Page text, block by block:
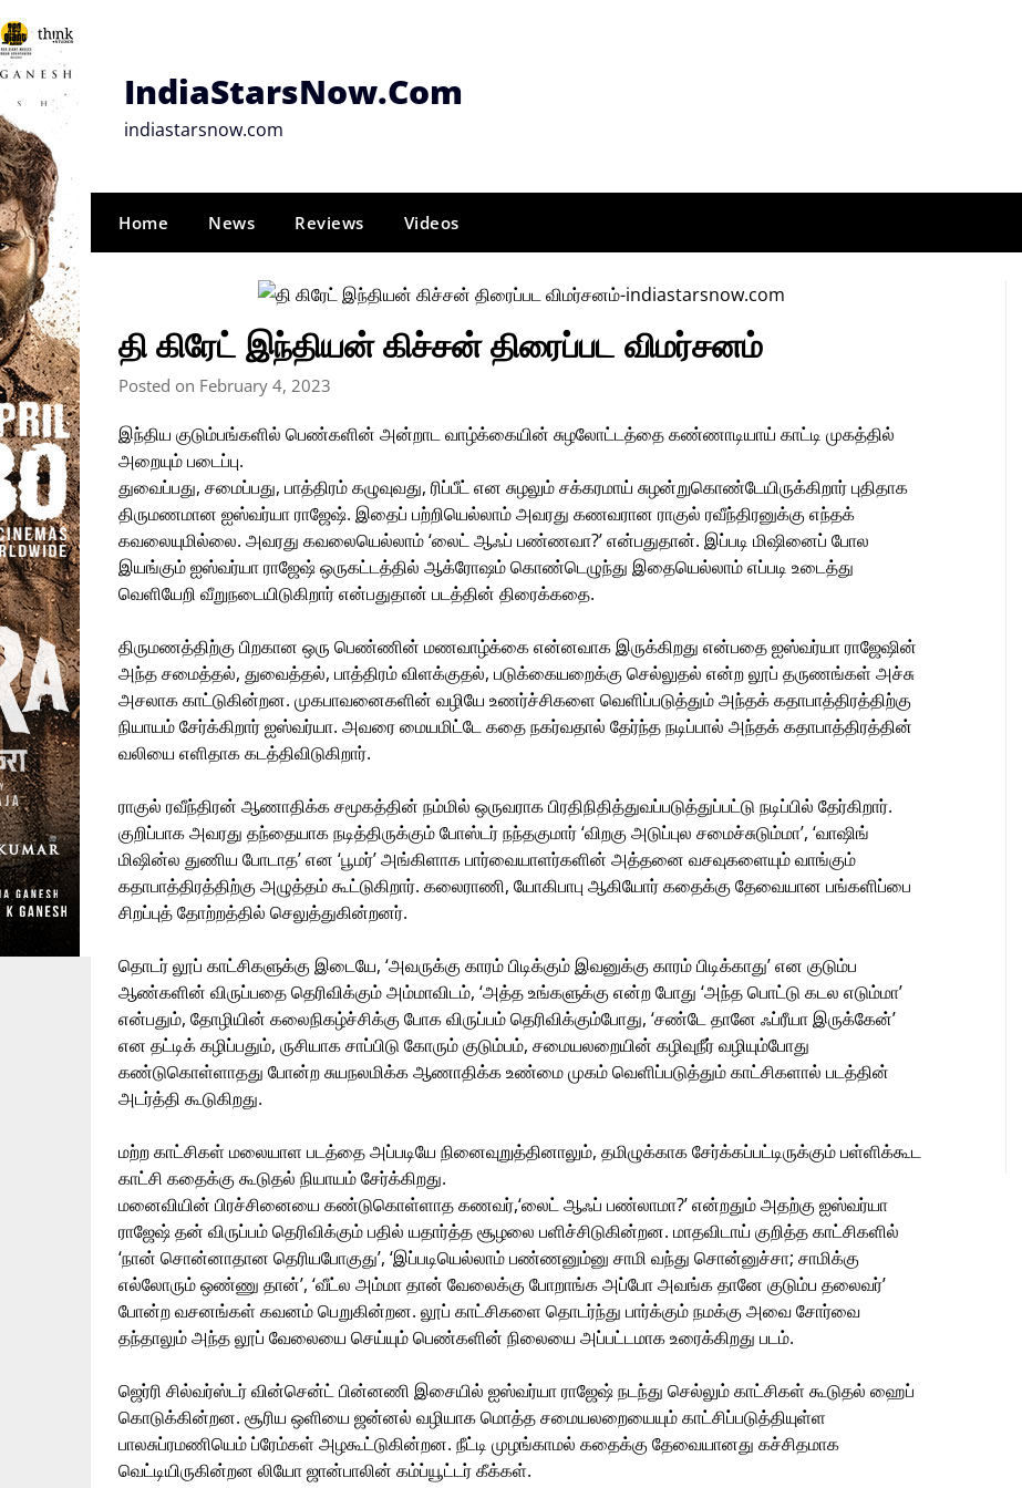
Skip
to
content
IndiaStarsNow.Com
indiastarsnow.com
Home News Reviews Videos
தி கிரேட் இந்தியன் கிச்சன் திரைப்பட விமர்சனம்
Posted on February 4, 2023
இந்திய குடும்பங்களில் பெண்களின் அன்றாட வாழ்க்கையின் சுழலோட்டத்தை கண்ணாடியாய் காட்டி முகத்தில்
அறையும் படைப்பு.
துவைப்பது, சமைப்பது, பாத்திரம் கழுவுவது, ரிப்பீட் என சுழலும் சக்கரமாய் சுழன்றுகொண்டேயிருக்கிறார் புதிதாக
திருமணமான ஐஸ்வர்யா ராஜேஷ். இதைப் பற்றியெல்லாம் அவரது கணவரான ராகுல் ரவீந்திரனுக்கு எந்தக்
கவலையுமில்லை. அவரது கவலையெல்லாம் ‘லைட் ஆஃப் பண்ணவா?’ என்பதுதான். இப்படி மிஷினைப் போல
இயங்கும் ஐஸ்வர்யா ராஜேஷ் ஒருகட்டத்தில் ஆக்ரோஷம் கொண்டெழுந்து இதையெல்லாம் எப்படி உடைத்து
வெளியேறி வீறுநடையிடுகிறார் என்பதுதான் படத்தின் திரைக்கதை.
திருமணத்திற்கு பிறகான ஒரு பெண்ணின் மணவாழ்க்கை என்னவாக இருக்கிறது என்பதை ஐஸ்வர்யா ராஜேஷின்
அந்த சமைத்தல், துவைத்தல், பாத்திரம் விளக்குதல், படுக்கையறைக்கு செல்லுதல் என்ற லூப் தருணங்கள் அச்சு
அசலாக காட்டுகின்றன. முகபாவனைகளின் வழியே உணர்ச்சிகளை வெளிப்படுத்தும் அந்தக் கதாபாத்திரத்திற்கு
நியாயம் சேர்க்கிறார் ஐஸ்வர்யா. அவரை மையமிட்டே கதை நகர்வதால் தேர்ந்த நடிப்பால் அந்தக் கதாபாத்திரத்தின்
வலியை எளிதாக கடத்திவிடுகிறார்.
ராகுல் ரவீந்திரன் ஆணாதிக்க சமூகத்தின் நம்மில் ஒருவராக பிரதிநிதித்துவப்படுத்துப்பட்டு நடிப்பில் தேர்கிறார்.
குறிப்பாக அவரது தந்தையாக நடித்திருக்கும் போஸ்டர் நந்தகுமார் ‘விறகு அடுப்புல சமைச்சுடும்மா’, ‘வாஷிங்
மிஷின்ல துணிய போடாத’ என ‘பூமர்’ அங்கிளாக பார்வையாளர்களின் அத்தனை வசவுகளையும் வாங்கும்
கதாபாத்திரத்திற்கு அழுத்தம் கூட்டுகிறார். கலைராணி, யோகிபாபு ஆகியோர் கதைக்கு தேவையான பங்களிப்பை
சிறப்புத் தோற்றத்தில் செலுத்துகின்றனர்.
தொடர் லூப் காட்சிகளுக்கு இடையே, ‘அவருக்கு காரம் பிடிக்கும் இவனுக்கு காரம் பிடிக்காது’ என குடும்ப
ஆண்களின் விருப்பதை தெரிவிக்கும் அம்மாவிடம், ‘அத்த உங்களுக்கு என்ற போது ‘அந்த பொட்டு கடல எடும்மா’
என்பதும், தோழியின் கலைநிகழ்ச்சிக்கு போக விருப்பம் தெரிவிக்கும்போது, ‘சண்டே தானே ஃப்ரீயா இருக்கேன்’
என தட்டிக் கழிப்பதும், ருசியாக சாப்பிடு கோரும் குடும்பம், சமையலறையின் கழிவுநீர் வழியும்போது
கண்டுகொள்ளாதது போன்ற சுயநலமிக்க ஆணாதிக்க உண்மை முகம் வெளிப்படுத்தும் காட்சிகளால் படத்தின்
அடர்த்தி கூடுகிறது.
மற்ற காட்சிகள் மலையாள படத்தை அப்படியே நினைவுறுத்தினாலும், தமிழுக்காக சேர்க்கப்பட்டிருக்கும் பள்ளிக்கூட
காட்சி கதைக்கு கூடுதல் நியாயம் சேர்க்கிறது.
மனைவியின் பிரச்சினையை கண்டுகொள்ளாத கணவர்,‘லைட் ஆஃப் பண்லாமா?’ என்றதும் அதற்கு ஐஸ்வர்யா
ராஜேஷ் தன் விருப்பம் தெரிவிக்கும் பதில் யதார்த்த சூழலை பளிச்சிடுகின்றன. மாதவிடாய் குறித்த காட்சிகளில்
‘நான் சொன்னாதான தெரியபோகுது’, ‘இப்படியெல்லாம் பண்ணனும்னு சாமி வந்து சொன்னுச்சா; சாமிக்கு
எல்லோரும் ஒண்ணு தான்’, ‘வீட்ல அம்மா தான் வேலைக்கு போறாங்க அப்போ அவங்க தானே குடும்ப தலைவர்’
போன்ற வசனங்கள் கவனம் பெறுகின்றன. லூப் காட்சிகளை தொடர்ந்து பார்க்கும் நமக்கு அவை சோர்வை
தந்தாலும் அந்த லூப் வேலையை செய்யும் பெண்களின் நிலையை அப்பட்டமாக உரைக்கிறது படம்.
ஜெர்ரி சில்வர்ஸ்டர் வின்சென்ட் பின்னணி இசையில் ஐஸ்வர்யா ராஜேஷ் நடந்து செல்லும் காட்சிகள் கூடுதல் ஹைப்
கொடுக்கின்றன. சூரிய ஒளியை ஜன்னல் வழியாக மொத்த சமையலறையையும் காட்சிப்படுத்தியுள்ள
பாலசுப்ரமணியெம் ப்ரேம்கள் அழகூட்டுகின்றன. நீட்டி முழங்காமல் கதைக்கு தேவையானது கச்சிதமாக
வெட்டியிருகின்றன லியோ ஜான்பாலின் கம்ப்யூட்டர் கீக்கள்.